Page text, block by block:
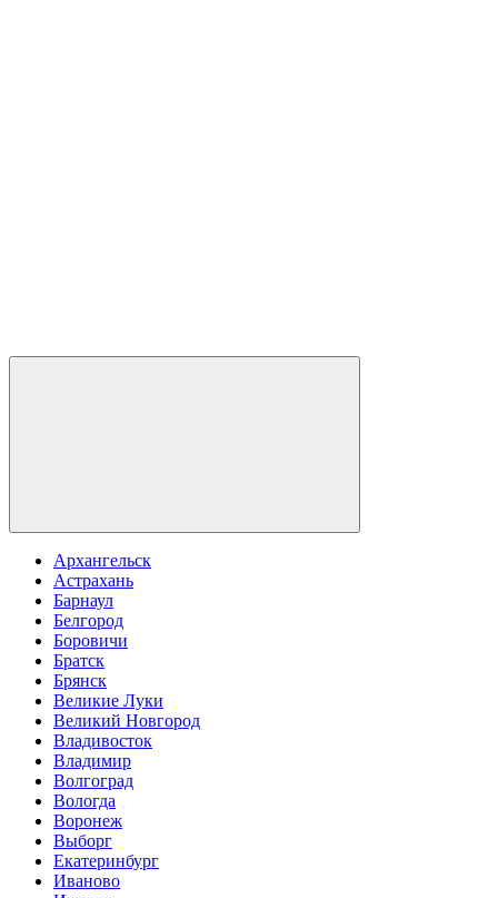
Архангельск
Астрахань
Барнаул
Белгород
Боровичи
Братск
Брянск
Великие Луки
Великий Новгород
Владивосток
Владимир
Волгоград
Вологда
Воронеж
Выборг
Екатеринбург
Иваново